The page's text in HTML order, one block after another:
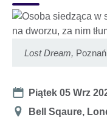
Lost Dream,
Date
Piątek 05 Wrz
Miejsce
Bell Sqaure,